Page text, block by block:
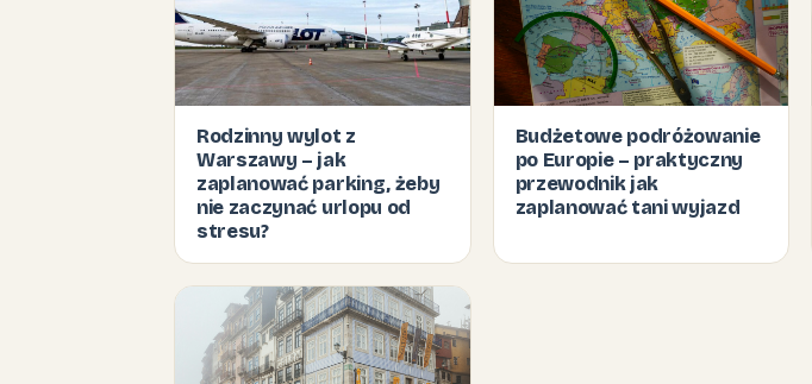
Rodzinny wylot z
Warszawy – jak
zaplanować parking, żeby
nie zaczynać urlopu od
stresu?
Budżetowe podróżowanie
po Europie – praktyczny
przewodnik jak
zaplanować tani wyjazd